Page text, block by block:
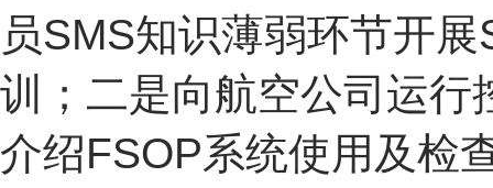
员SMS知识薄弱环节开展
训；二是向航空公司运行
介绍FSOP系统使用及检